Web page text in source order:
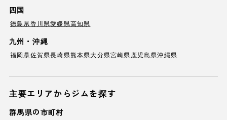
四国
徳島県香川県愛媛県高知県
九州・沖縄
福岡県佐賀県長崎県熊本県大分県宮崎県 鹿児島県沖縄県
主要エリアからジムを探す
群馬県の市町村